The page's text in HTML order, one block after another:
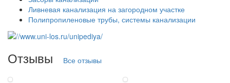
Ливневая канализация на загородном участке
Полипропиленовые трубы, системы канализации
Отзывы Все отзывы